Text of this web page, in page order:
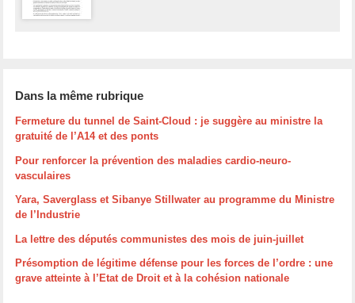
Dans la même rubrique
Fermeture du tunnel de Saint-Cloud : je suggère au ministre la
gratuité de l’A14 et des ponts
Pour renforcer la prévention des maladies cardio-neuro-
vasculaires
Yara, Saverglass et Sibanye Stillwater au programme du Ministre
de l’Industrie
La lettre des députés communistes des mois de juin-juillet
Présomption de légitime défense pour les forces de l’ordre : une
grave atteinte à l’Etat de Droit et à la cohésion nationale